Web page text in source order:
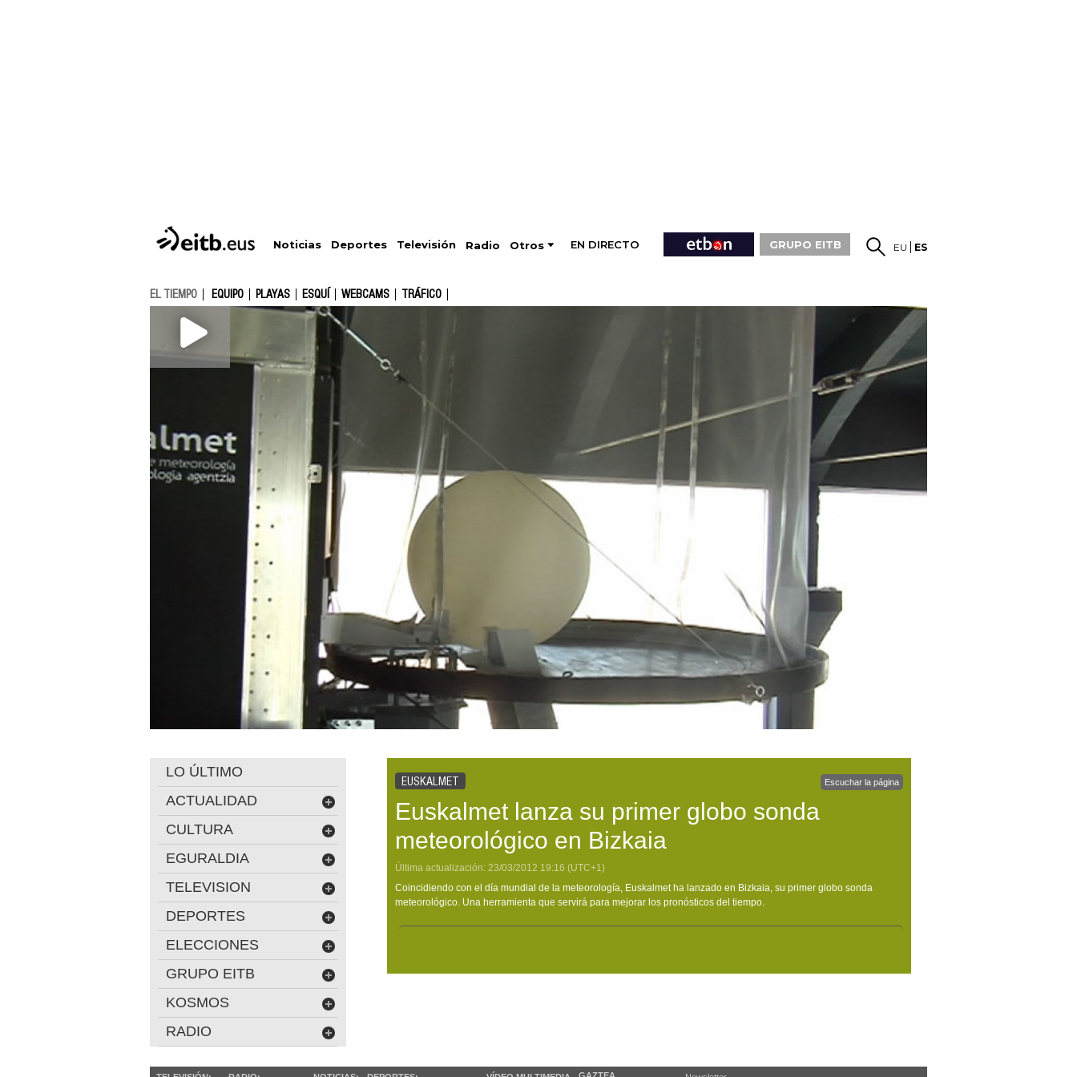
Noticias Deportes Televisión Radio Otros EN DIRECTO GRUPO EITB EU ES
EL TIEMPO EQUIPO PLAYAS ESQUÍ WEBCAMS TRÁFICO
EUSKALMET Escuchar la página
Euskalmet lanza su primer globo sonda
meteorológico en Bizkaia
Última actualización: 23/03/2012 19:16 (UTC+1)
Coincidiendo con el día mundial de la meteorología, Euskalmet ha lanzado en Bizkaia, su primer globo sonda
meteorológico. Una herramienta que servirá para mejorar los pronósticos del tiempo.
LO ÚLTIMO
ACTUALIDAD
CULTURA
EGURALDIA
TELEVISION
DEPORTES
ELECCIONES
GRUPO EITB
KOSMOS
RADIO